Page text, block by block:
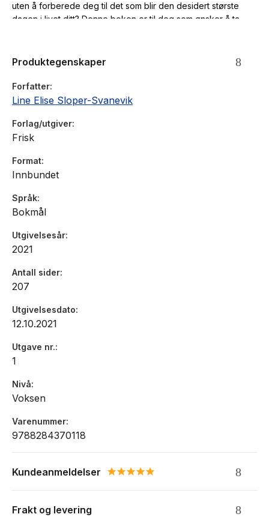
uten å forberede deg til det som blir den desidert største
dagen i livet ditt? Denne boken er til deg som ønsker å ta
Produktegenskaper
Forfatter
Line Elise Sloper-Svanevik
Forlag/utgiver
Frisk
Format
Innbundet
Språk
Bokmål
Utgivelsesår
2021
Antall sider
207
Utgivelsesdato
12.10.2021
Utgave nr.
1
Nivå
Voksen
Varenummer
9788284370118
Kundeanmeldelser 5.0 star rating
Frakt og levering